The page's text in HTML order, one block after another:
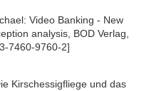
Video Banking - New
analysis, BOD Verlag,
7460-9760-2]
Kirschessigfliege und das